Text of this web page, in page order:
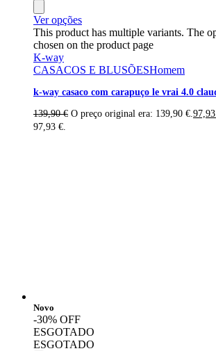
Ver opções
This product has multiple variants. The
chosen on the product page
K-way
CASACOS E BLUSÕESHomem
k-way casaco com carapuço le vrai 4.0
139,90€ O preço original era: 139,90 €. 97,93
97,93 €.
Novo
-30% OFF
ESGOTADO
ESGOTADO